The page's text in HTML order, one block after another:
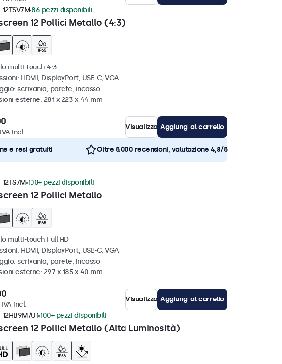
12 Pollici Metallo (4:3)
12TSV7M 86 pezzi disponibili
multi-touch 4:3
HDMI, DisplayPort, USB-C, VGA
scrivania, parete, incasso
esterne: 281 x 223 x 44 mm
incl.
Visualizza Aggiungi al carrello
e resi gratuiti Oltre 5.000 recensioni, valutazione 4,8/5
12 Pollici Metallo
12TS7M 100+ pezzi disponibili
multi-touch Full HD
HDMI, DisplayPort, USB-C, VGA
scrivania, parete, incasso
esterne: 297 x 185 x 40 mm
incl.
Visualizza Aggiungi al carrello
12 Pollici Metallo (Alta Luminosità)
12HB9M/U1 100+ pezzi disponibili